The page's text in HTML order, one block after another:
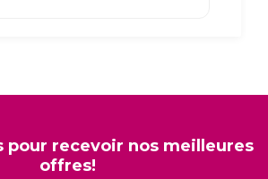
pour recevoir nos meilleures
offres!